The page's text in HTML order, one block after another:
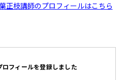
正枝講師のプロフィールはこちら
フィールを登録しました